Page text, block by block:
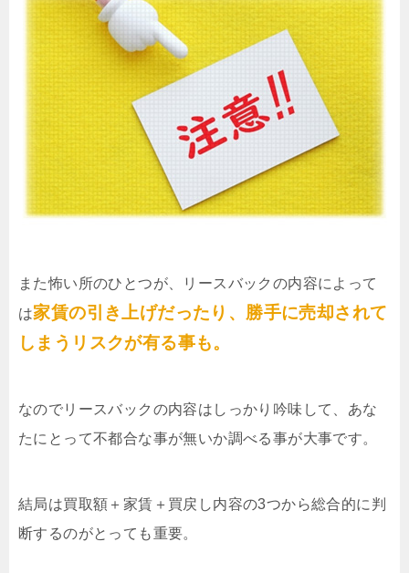
また怖い所のひとつが、リースバックの内容によって
は家賃の引き上げだったり、勝手に売却されて
しまうリスクが有る事も。
なのでリースバックの内容はしっかり吟味して、あな
たにとって不都合な事が無いか調べる事が大事です。
結局は買取額＋家賃＋買戻し内容の3つから総合的に判
断するのがとっても重要。